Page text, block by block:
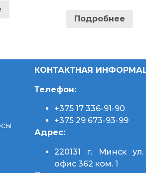
Подробнее
КОНТАКТНАЯ
Телефон:
+375 17 336-91-90
+375 29 673-93-99
Адрес:
220131 г. Минск
офис 362 ком. 1